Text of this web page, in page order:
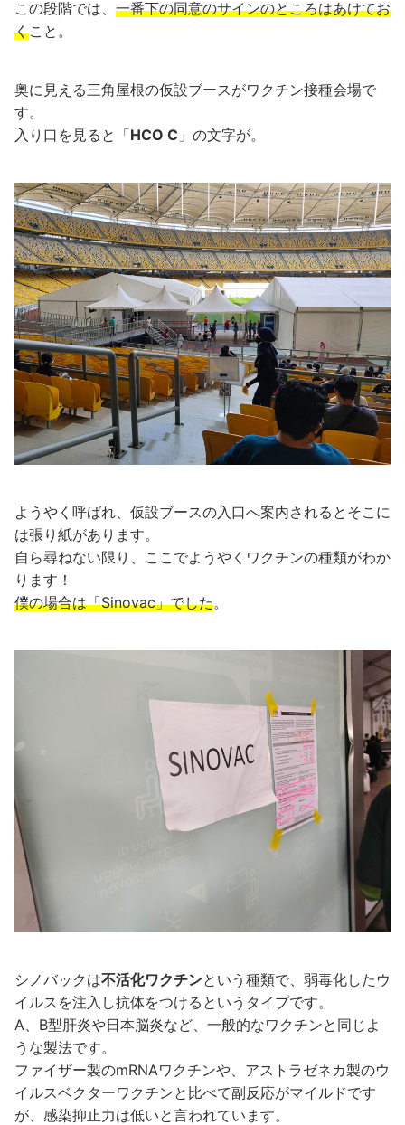
この段階では、 一番下の同意のサインのところはあけてお
くこと。
奥に見える三角屋根の仮設ブースがワクチン接種会場で
す。
入り口を見ると「HCO C 」の文字が。
ようやく呼ばれ、仮設ブースの入口へ案内されるとそこに
は張り紙があります。
自ら尋ねない限り、ここでようやくワクチンの種類がわか
ります！
僕の場合は「Sinovac」でした。
シノバックは不活化ワクチンという種類で、弱毒化したウ
イルスを注入し抗体をつけるというタイプです。
A、B型肝炎や日本脳炎など、一般的なワクチンと同じよ
うな製法です。
ファイザー製のmRNAワクチンや、アストラゼネカ製のウ
イルスベクターワクチンと比べて副反応がマイルドです
が、感染抑止力は低いと言われています。